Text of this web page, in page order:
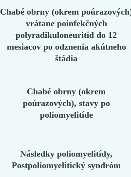
Chabé obrny (okrem
vrátane poinfekčných
polyradikuloneuritíd do 12
mesiacov po odznenia akútneho
štádia
Chabé obrny (okrem
poúrazových), stavy po
poliomyelitíde
Následky poliomyelitídy,
Postpoliomyelitický syndróm